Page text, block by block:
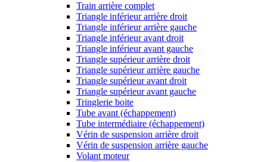
Train arrière complet
Triangle inférieur arrière droit
Triangle inférieur arrière gauche
Triangle inférieur avant droit
Triangle inférieur avant gauche
Triangle supérieur arrière droit
Triangle supérieur arrière gauche
Triangle supérieur avant droit
Triangle supérieur avant gauche
Tringlerie boite
Tube avant (échappement)
Tube intermédiaire (échappement)
Vérin de suspension arrière droit
Vérin de suspension arrière gauche
Volant moteur